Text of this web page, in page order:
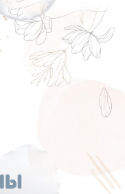
Перейти
к
содержанию